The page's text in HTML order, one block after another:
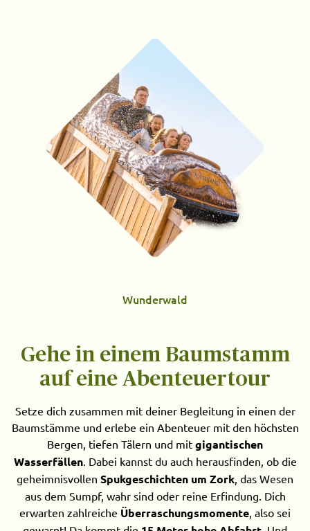
Wunderwald
Gehe in einem Baumstamm
auf eine Abenteuertour
Setze dich zusammen mit deiner Begleitung in einen der
Baumstämme und erlebe ein Abenteuer mit den höchsten
Bergen, tiefen Tälern und mit gigantischen
Wasserfällen. Dabei kannst du auch herausfinden, ob die
geheimnisvollen Spukgeschichten um Zork , das Wesen
aus dem Sumpf, wahr sind oder reine Erfindung. Dich
erwarten zahlreiche Überraschungsmomente , also sei